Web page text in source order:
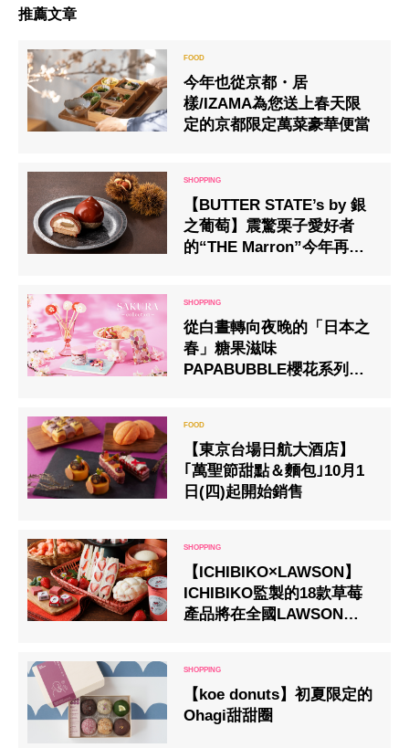
推薦文章
今年也從京都・居
樣/IZAMA為您送上春天限
定的京都限定萬菜豪華便當
【BUTTER STATE’s by 銀
之葡萄】震驚栗子愛好者
的“THE Marron”今年再次
從白晝轉向夜晚的「日本之
春」糖果滋味
PAPABUBBLE櫻花系列上
【東京台場日航大酒店】
｢萬聖節甜點＆麵包｣10月1
日(四)起開始銷售
【ICHIBIKO×LAWSON】
ICHIBIKO監製的18款草莓
產品將在全國LAWSON店銷
【koe donuts】初夏限定的
Ohagi甜甜圈